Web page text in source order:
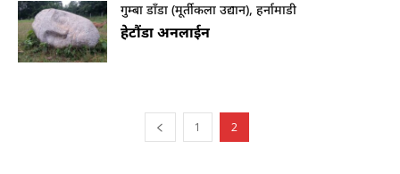
गुम्बा डाँडा (मूर्तीकला उद्यान), हर्नामाडी
हेटौंडा अनलाईन
1 2